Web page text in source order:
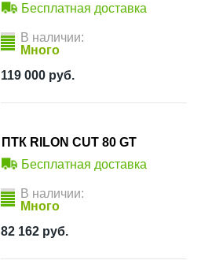
Бесплатная доставка
В наличии:
Много
119 000 руб.
ПТК RILON CUT 80 GT
Бесплатная доставка
В наличии:
Много
82 162 руб.